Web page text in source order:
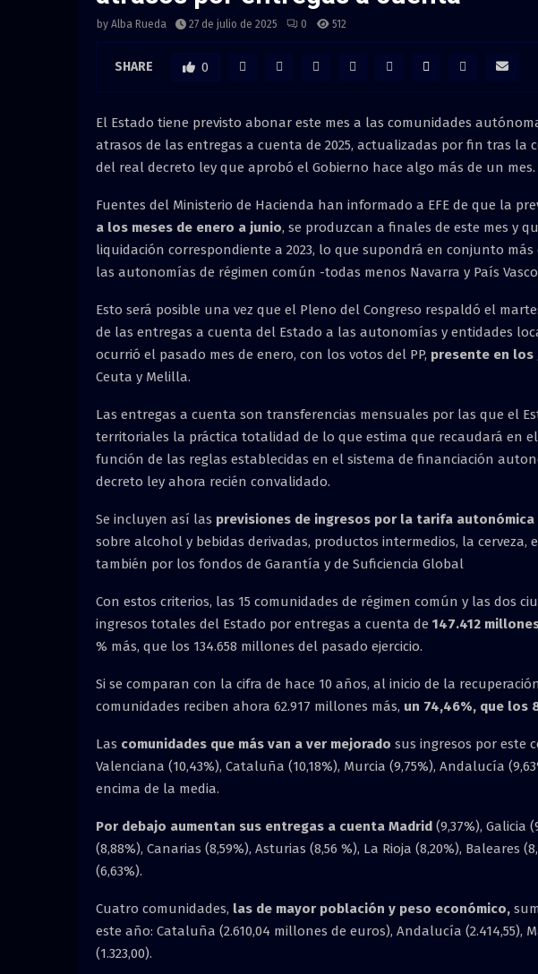
by Alba Rueda 27 de julio de 2025 0 512
SHARE 0
El Estado tiene previsto abonar este mes a las comunidades
atrasos de las entregas a cuenta de 2025, actualizadas por fin tras la
del real decreto ley que aprobó el Gobierno hace algo más de un mes.
Fuentes del Ministerio de Hacienda han informado a EFE de que la
a los meses de enero a junio, se produzcan a finales de este mes y
liquidación correspondiente a 2023, lo que supondrá en conjunto más
las autonomías de régimen común -todas menos Navarra y País
Esto será posible una vez que el Pleno del Congreso respaldó el
de las entregas a cuenta del Estado a las autonomías y entidades
ocurrió el pasado mes de enero, con los votos del PP, presente en los
Ceuta y Melilla.
Las entregas a cuenta son transferencias mensuales por las que el
territoriales la práctica totalidad de lo que estima que recaudará en
función de las reglas establecidas en el sistema de financiación
decreto ley ahora recién convalidado.
Se incluyen así las previsiones de ingresos por la tarifa autonómica
sobre alcohol y bebidas derivadas, productos intermedios, la
también por los fondos de Garantía y de Suficiencia Global
Con estos criterios, las 15 comunidades de régimen común y las dos
ingresos totales del Estado por entregas a cuenta de 147.412
% más, que los 134.658 millones del pasado ejercicio.
Si se comparan con la cifra de hace 10 años, al inicio de la
comunidades reciben ahora 62.917 millones más, un 74,46%, que los
Las comunidades que más van a ver mejorado sus ingresos por este
Valenciana (10,43%), Cataluña (10,18%), Murcia (9,75%), Andalucía
encima de la media.
Por debajo aumentan sus entregas a cuenta Madrid (9,37%), Galicia
(8,88%), Canarias (8,59%), Asturias (8,56 %), La Rioja (8,20%), Baleares
(6,63%).
Cuatro comunidades, las de mayor población y peso económico,
este año: Cataluña (2.610,04 millones de euros), Andalucía (2.414,55),
(1.323,00).